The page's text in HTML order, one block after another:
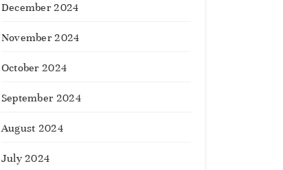
December 2024
November 2024
October 2024
September 2024
August 2024
July 2024